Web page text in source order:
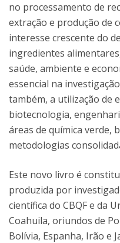
no processamento de
extração e produção de
interesse crescente do
ingredientes
saúde, ambiente e
essencial na
também, a utilização de
biotecnologia,
áreas de química verde,
metodologias
Este novo livro é
produzida por
científica do CBQF e da
Coahuila, oriundos de
Bolívia, Espanha, Irão e